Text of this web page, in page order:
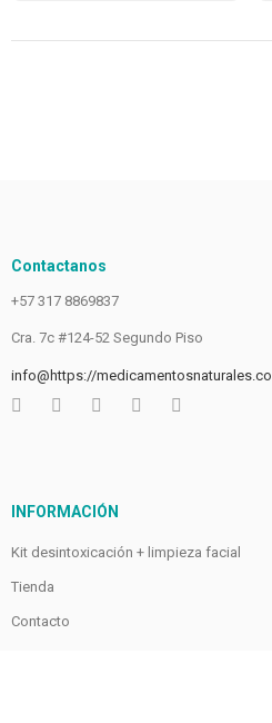
Contactanos
+57 317 8869837
Cra. 7c #124-52 Segundo Piso
info@https://medicamentosnaturales.co
INFORMACIÓN
Kit desintoxicación + limpieza facial
Tienda
Contacto